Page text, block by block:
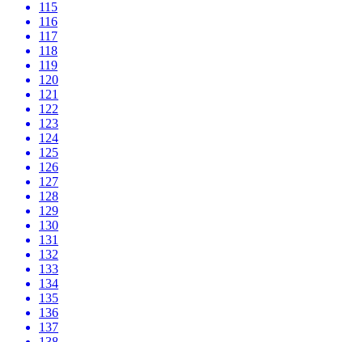
115
116
117
118
119
120
121
122
123
124
125
126
127
128
129
130
131
132
133
134
135
136
137